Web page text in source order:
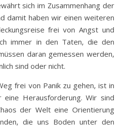
sich im Zusammenhang der
damit haben wir einen weiteren
frei von Angst und
immer in den Taten, die den
daran gemessen werden,
sind oder nicht.
frei von Panik zu gehen, ist in
Herausforderung. Wir sind
der Welt eine Orientierung
die uns Boden unter den